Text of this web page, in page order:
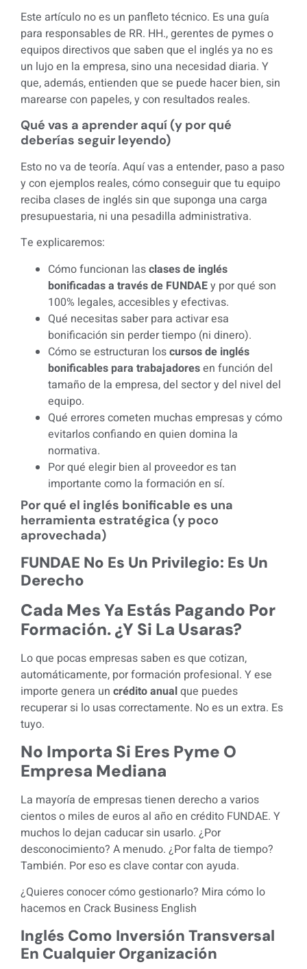
Este artículo no es un panfleto técnico. Es una guía
para responsables de RR. HH., gerentes de pymes o
equipos directivos que saben que el inglés ya no es
un lujo en la empresa, sino una necesidad diaria. Y
que, además, entienden que se puede hacer bien, sin
marearse con papeles, y con resultados reales.
Qué vas a aprender aquí (y por qué
deberías seguir leyendo)
Esto no va de teoría. Aquí vas a entender, paso a paso
y con ejemplos reales, cómo conseguir que tu equipo
reciba clases de inglés sin que suponga una carga
presupuestaria, ni una pesadilla administrativa.
Te explicaremos:
Cómo funcionan lasclases de inglés
bonificadas a través de FUNDAEy por qué son
100% legales, accesibles y efectivas.
Qué necesitas saber para activar esa
bonificación sin perder tiempo (ni dinero).
Cómo se estructuran loscursos de inglés
bonificables para trabajadoresen función del
tamaño de la empresa, del sector y del nivel del
equipo.
Qué errores cometen muchas empresas y cómo
evitarlos confiando en quien domina la
normativa.
Por qué elegir bien al proveedor es tan
importante como la formación en sí.
Por qué el inglés bonificable es una
herramienta estratégica (y poco
aprovechada)
FUNDAE No Es Un Privilegio: Es Un
Derecho
Cada Mes Ya Estás Pagando Por
Formación. ¿Y Si La Usaras?
Lo que pocas empresas saben es que cotizan,
automáticamente, por formación profesional. Y ese
importe genera un crédito anualque puedes
recuperar si lo usas correctamente. No es un extra. Es
tuyo.
No Importa Si Eres Pyme O
Empresa Mediana
La mayoría de empresas tienen derecho a varios
cientos o miles de euros al año en crédito FUNDAE. Y
muchos lo dejan caducar sin usarlo. ¿Por
desconocimiento? A menudo. ¿Por falta de tiempo?
También. Por eso es clave contar con ayuda.
¿Quieres conocer cómo gestionarlo? Mira cómo lo
hacemos en Crack Business English
Inglés Como Inversión Transversal
En Cualquier Organización